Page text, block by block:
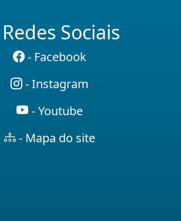
Redes Sociais
- Facebook
- Instagram
- Youtube
- Mapa do site